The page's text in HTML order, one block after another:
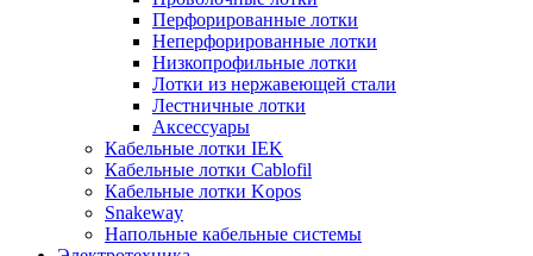
Перфорированные лотки
Неперфорированные лотки
Низкопрофильные лотки
Лотки из нержавеющей стали
Лестничные лотки
Аксессуары
Кабельные лотки IEK
Кабельные лотки Cablofil
Кабельные лотки Kopos
Snakeway
Напольные кабельные системы